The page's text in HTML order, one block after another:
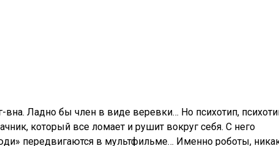
вна. Ладно бы член в виде веревки… Но психотип,
который все ломает и рушит вокруг себя. С него
передвигаются в мультфильме… Именно роботы,